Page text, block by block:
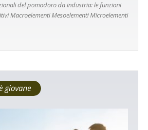
del pomodoro da industria: le funzioni
Macroelementi Mesoelementi Microelementi
giovane